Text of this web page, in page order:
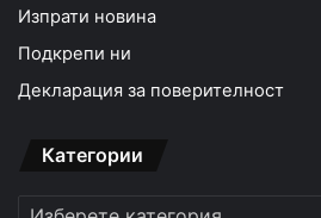
Изпрати новина
Подкрепи ни
Декларация за поверителност
Категории
Категории